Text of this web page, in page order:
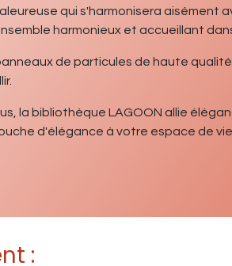
qui s'harmonisera aisément
harmonieux et accueillant
de particules de haute
la bibliothèque LAGOON allie
d'élégance à votre espace de vie.
: